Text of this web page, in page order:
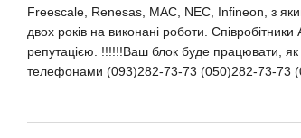
Freescale, Renesas, MAC, NEC, Infineon, з
двох років на виконані роботи.
репутацією. !!!!!!Ваш блок буде працювати, як
телефонами (093)282-73-73 (050)282-73-73